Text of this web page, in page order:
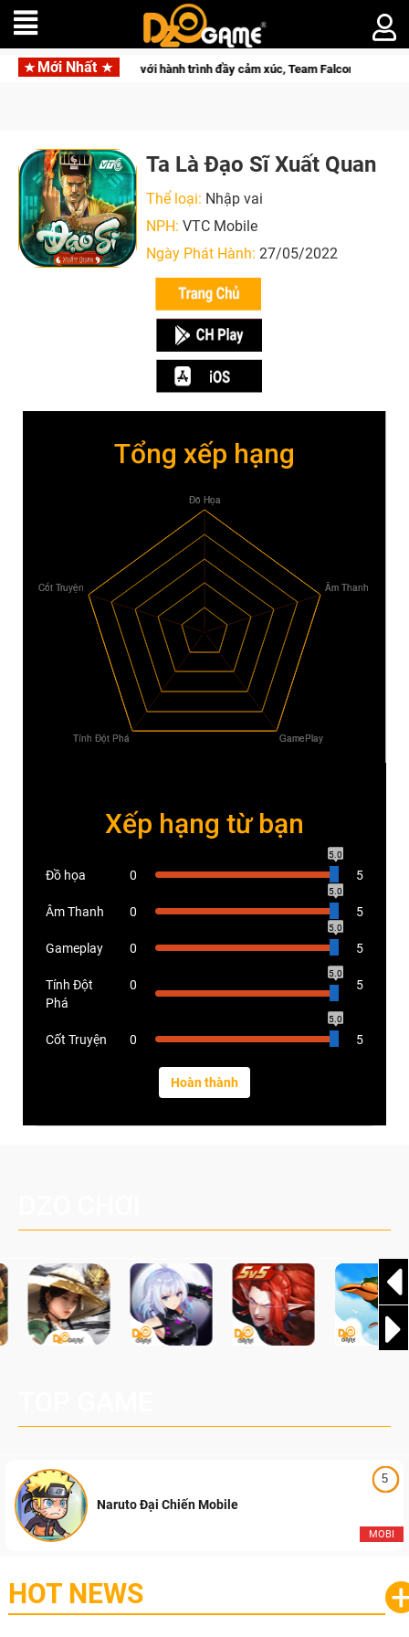
Mới Nhất
Mùa 2 khép lại với hành trình đầy cảm xúc, Team Falcons lên ngôi vô địch
Ta Là Đạo Sĩ Xuất Quan
Thể loại: Nhập vai
NPH: VTC Mobile
Ngày Phát Hành: 27/05/2022
Tổng xếp hạng
Xếp hạng từ bạn
Đồ họa 0
5.0
5
Âm Thanh 0
5.0
5
Gameplay 0
5.0
5
Tính Đột
Phá
0
5.0
5
Cốt Truyện 0
5.0
5
5
MOBI
Naruto Đại Chiến Mobile
HOT NEWS